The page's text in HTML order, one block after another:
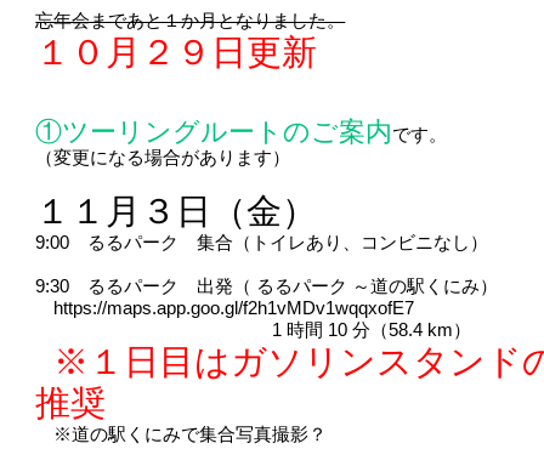
忘年会まであと１か月となりました。
１０月２９日更新
①ツーリングルートのご案内です。
（変更になる場合があります）
１１月３日（金）
9:00 るるパーク 集合（トイレあり、コンビニなし）
9:30 るるパーク 出発（ るるパーク ～道の駅くにみ）
https://maps.app.goo.gl/f2h1vMDv1wqqxofE7
1 時間 10 分（58.4 km）
※１日目はガソリンスタンド
推奨
※道の駅くにみで集合写真撮影？